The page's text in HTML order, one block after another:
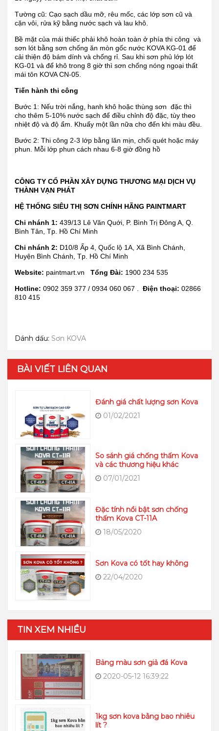
Tường cũ: Cạo sạch dầu mỡ, rêu mốc, các lớp sơn cũ và
cặn vôi, rửa kỹ bằng nước sạch và lau khô.
Bề mặt của mái thiếc phải khô hoàn toàn ở phía thi công và
sơn lót bằng sơn chống ăn mòn gốc nước KOVA KG-01 để
cải thiện độ bám dính và chống rỉ. Sau khi sơn phủ lớp lót
KG-01 và để khô trong 8 giờ thì sơn chống nóng ngoại thất
mái tôn KOVA CN-05.
Tiến hành thi công
Bước 1: Nếu trời nắng, hanh khô hoặc thùng sơn đặc thì
cho thêm 5-10% nước sạch để điều chỉnh độ đặc, tùy theo
nhiệt độ và độ ẩm. Khuấy một lần nữa cho đến khi màu đều.
Bước 2: Thi công 2-3 lớp bằng lăn mịn, chổi quét hoặc máy
phun. Mỗi lớp phun cách nhau 6-8 giờ đồng hồ
CÔNG TY CỔ PHẦN XÂY DỰNG THƯƠNG MẠI DỊCH VỤ
THÀNH VẠN PHÁT
HỆ THỐNG SIÊU THỊ SƠN CHÍNH HÃNG PAINTMART
Chi nhánh 1: 439/13 Lê Văn Quới, P. Bình Trị Đông A, Q.
Bình Tân, Tp. Hồ Chí Minh
Chi nhánh 2: D10/8 Ấp 4, Quốc lộ 1A, Xã Bình Chánh,
Huyện Bình Chánh, Tp. Hồ Chí Minh
Website: paintmart.vn Tổng Đài: 1900 234 535
Hotline: 0902 359 377 / 0934 060 067 . Điện thoại: 02866
810 415
Dánh dấu: Sơn KOVA
BÀI VIẾT LIÊN QUAN
Đánh giá chất lượng sơn Kova
01/02/2021
So sánh giá chống thấm Kova
và các thương hiệu khác
07/01/2021
Đặc tính nổi bật sơn chống
thấm Kova CT-11A
18/05/2020
Sơn Kova có tốt hay không
22/04/2020
TIN XEM NHIỀU
Bảng màu sơn giả đá Kova
2020-05-12 16:39:22
1kg sơn kova bằng bao nhiêu
lít ?